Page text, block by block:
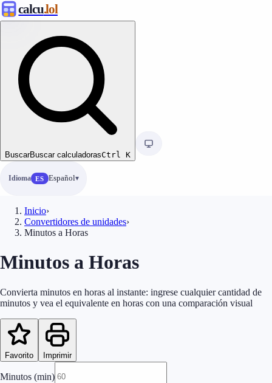
calcu.lol
BuscarBuscar calculadorasCtrl K
Idioma ES Español
Inicio›
Convertidores de unidades›
Minutos a Horas
Minutos a Horas
Convierta minutos en horas al instante: ingrese cualquier cantidad de
minutos y vea el equivalente en horas con una comparación visual
Favorito Imprimir
Minutos (min)